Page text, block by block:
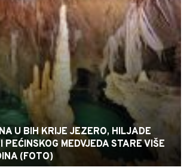
U BIH KRIJE JEZERO, HILJADE
PEĆINSKOG MEDVJEDA STARE VIŠE
(FOTO)